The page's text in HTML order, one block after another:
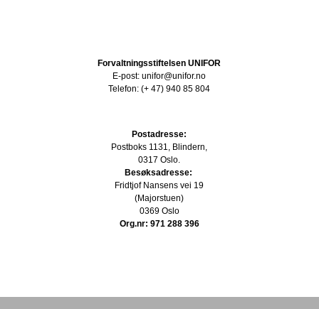
Forvaltningsstiftelsen UNIFOR
E-post: unifor@unifor.no
Telefon: (+ 47) 940 85 804
Postadresse:
Postboks 1131, Blindern,
0317 Oslo.
Besøksadresse:
Fridtjof Nansens vei 19
(Majorstuen)
0369 Oslo
Org.nr: 971 288 396